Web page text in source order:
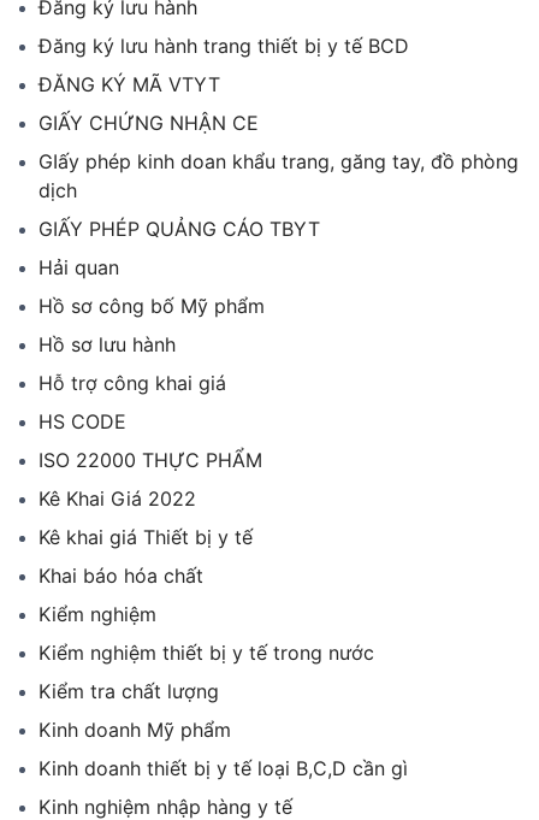
Đăng ký lưu hành
Đăng ký lưu hành trang thiết bị y tế BCD
ĐĂNG KÝ MÃ VTYT
GIẤY CHỨNG NHẬN CE
GIấy phép kinh doan khẩu trang, găng tay, đồ phòng
dịch
GIẤY PHÉP QUẢNG CÁO TBYT
Hải quan
Hồ sơ công bố Mỹ phẩm
Hồ sơ lưu hành
Hỗ trợ công khai giá
HS CODE
ISO 22000 THỰC PHẨM
Kê Khai Giá 2022
Kê khai giá Thiết bị y tế
Khai báo hóa chất
Kiểm nghiệm
Kiểm nghiệm thiết bị y tế trong nước
Kiểm tra chất lượng
Kinh doanh Mỹ phẩm
Kinh doanh thiết bị y tế loại B,C,D cần gì
Kinh nghiệm nhập hàng y tế